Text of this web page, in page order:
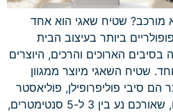
שטיח שאגי הוא אחד
ביותר בעיצוב הבית
בסיבים הארוכים והרכים, היוצרים
שטיח השאגי מיוצר ממגוון
הם סיבי פוליפרופילן, פוליאסטר
וצמר טבעי. הסיבים הארוכים, שאורכם נע בין 3 ל-5 סנטימטרים,